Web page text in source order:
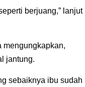
berjuang,” lanjut
mengungkapkan,
jantung.
sebaiknya ibu sudah